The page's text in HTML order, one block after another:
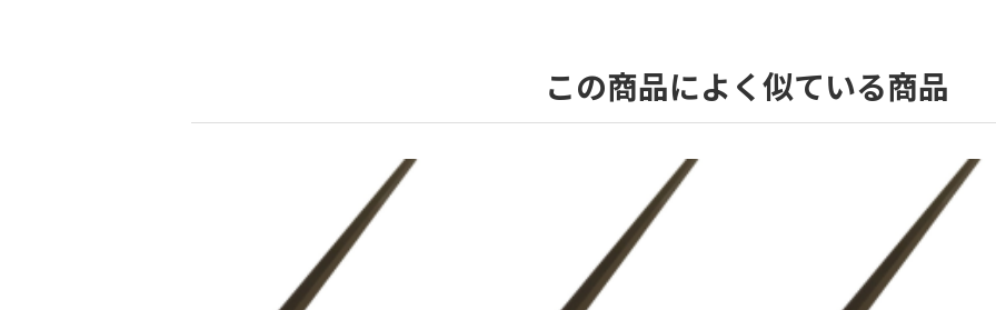
この商品によく似ている商品